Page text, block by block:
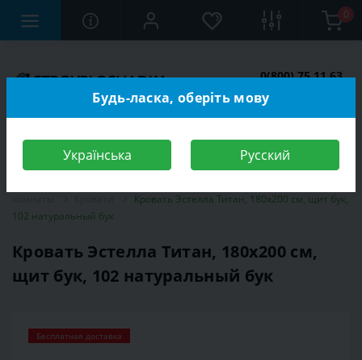
0
0(800) 75 11 63
Кровать Эстелла Титан, 180х200 см, щит бук,
102 натуральный бук
Кровать Эстелла Титан, 180х200 см,
щит бук, 102 натуральный бук
Бесплатная доставка
Будь-ласка, оберіть мову
Українська Русский